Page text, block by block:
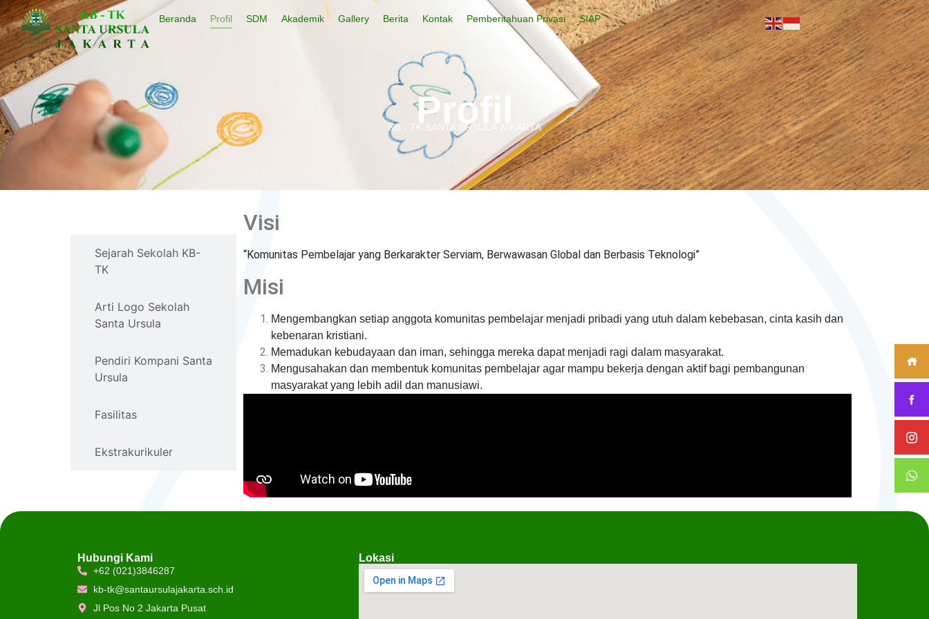
Beranda Profil SDM Akademik Gallery Berita Kontak Pemberitahuan Privasi SIAP
Profil
KB - TK SANTA URSULA JAKARTA
Sejarah Sekolah KB-
TK
Arti Logo Sekolah
Santa Ursula
Pendiri Kompani Santa
Ursula
Fasilitas
Ekstrakurikuler
Visi
“Komunitas Pembelajar yang Berkarakter Serviam, Berwawasan Global dan Berbasis Teknologi”
Misi
Mengembangkan setiap anggota komunitas pembelajar menjadi pribadi yang utuh dalam kebebasan, cinta kasih dan
kebenaran kristiani.
Memadukan kebudayaan dan iman, sehingga mereka dapat menjadi ragi dalam masyarakat.
Mengusahakan dan membentuk komunitas pembelajar agar mampu bekerja dengan aktif bagi pembangunan
masyarakat yang lebih adil dan manusiawi.
Hubungi Kami
+62 (021)3846287
kb-tk@santaursulajakarta.sch.id
Jl Pos No 2 Jakarta Pusat
Lokasi